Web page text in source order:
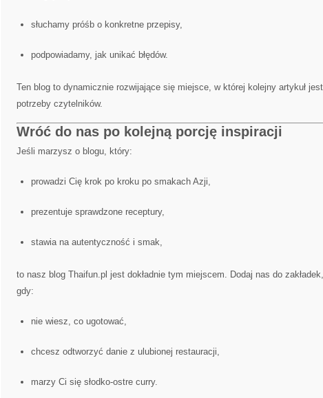
słuchamy próśb o konkretne przepisy,
podpowiadamy, jak unikać błędów.
Ten blog to dynamicznie rozwijające się miejsce, w której kolejny artykuł
potrzeby czytelników.
Wróć do nas po kolejną porcję inspiracji
Jeśli marzysz o blogu, który:
prowadzi Cię krok po kroku po smakach Azji,
prezentuje sprawdzone receptury,
stawia na autentyczność i smak,
to nasz blog Thaifun.pl jest dokładnie tym miejscem. Dodaj nas do
gdy:
nie wiesz, co ugotować,
chcesz odtworzyć danie z ulubionej restauracji,
marzy Ci się słodko-ostre curry.